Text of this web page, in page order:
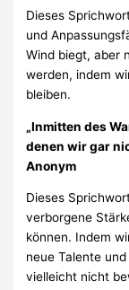
Dieses
und
Wind biegt, aber
werden, indem
bleiben.
„Inmitten des
denen wir gar
Anonym
Dieses
verborgene
können. Indem
neue Talente
vielleicht nicht